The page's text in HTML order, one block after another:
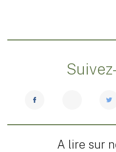
A lire sur